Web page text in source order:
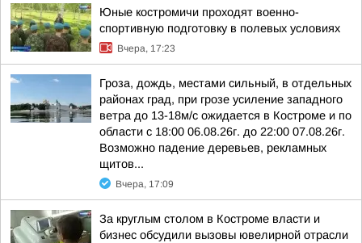
Юные костромичи проходят военно-
спортивную подготовку в полевых условиях
Вчера, 17:23
Гроза, дождь, местами сильный, в отдельных
районах град, при грозе усиление западного
ветра до 13-18м/с ожидается в Костроме и по
области с 18:00 06.08.26г. до 22:00 07.08.26г.
Возможно падение деревьев, рекламных
щитов...
Вчера, 17:09
За круглым столом в Костроме власти и
бизнес обсудили вызовы ювелирной отрасли